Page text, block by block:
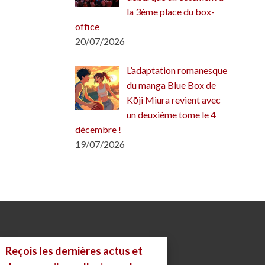
la 3ème place du box-
office
20/07/2026
L’adaptation romanesque
du manga Blue Box de
Kōji Miura revient avec
un deuxième tome le 4
décembre !
19/07/2026
Reçois les dernières actus et